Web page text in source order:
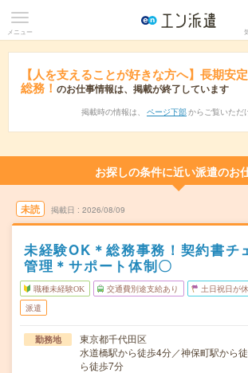
メニュー
【人を支えることが好きな方へ】長期安
総務！ のお仕事情報は、掲載が終了しています
掲載時の情報は、 ページ下部 からご覧いただ
お探しの条件に近い派遣のお
未読 掲載日 2026/08/09
未経験OK＊総務事務！契約書チ
管理＊サポート体制〇
職種未経験OK 交通費別途支給あり 土日祝日が
派遣
勤務地
東京都千代田区
水道橋駅から徒歩4分／神保町駅から
ら徒歩7分